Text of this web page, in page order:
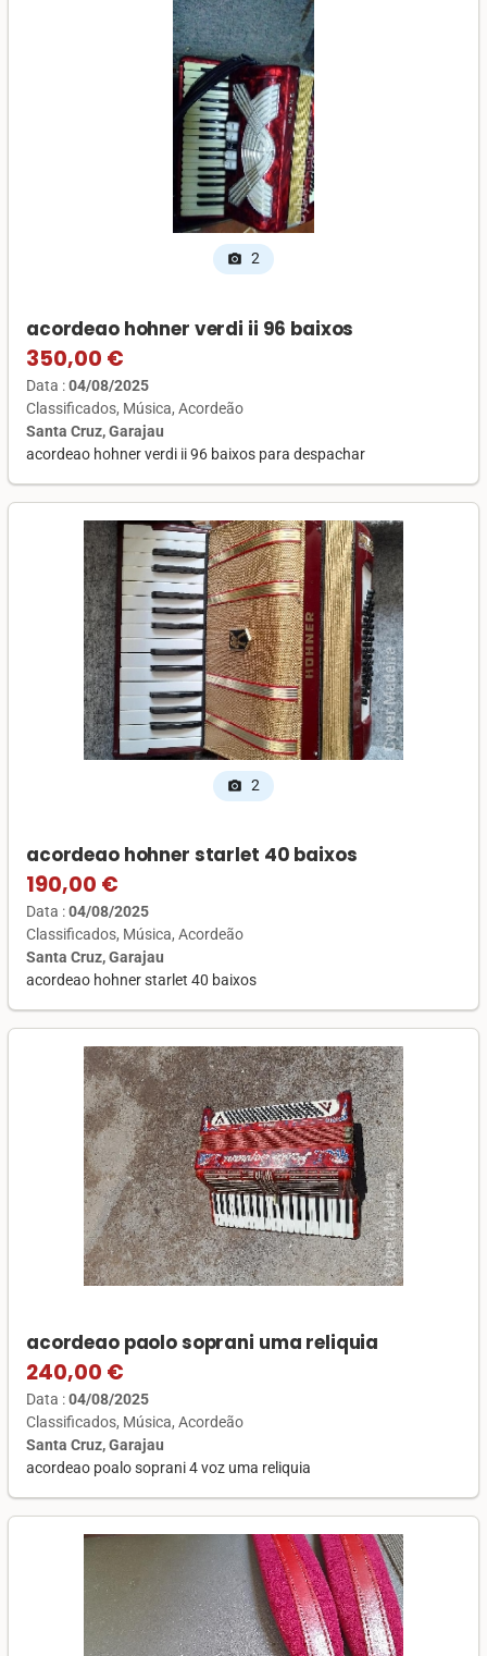
photo_camera 2
acordeao hohner verdi ii 96 baixos
350,00 €
Data :04/08/2025
Classificados Música Acordeão
Santa Cruz, Garajau
acordeao hohner verdi ii 96 baixos para despachar
photo_camera 2
acordeao hohner starlet 40 baixos
190,00 €
Data :04/08/2025
Classificados Música Acordeão
Santa Cruz, Garajau
acordeao hohner starlet 40 baixos
acordeao paolo soprani uma reliquia
240,00 €
Data :04/08/2025
Classificados Música Acordeão
Santa Cruz, Garajau
acordeao poalo soprani 4 voz uma reliquia